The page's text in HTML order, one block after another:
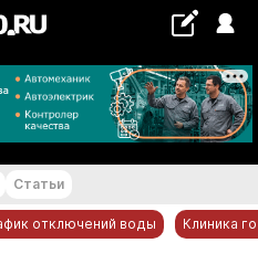
°С
Статьи
отключений воды Клиника